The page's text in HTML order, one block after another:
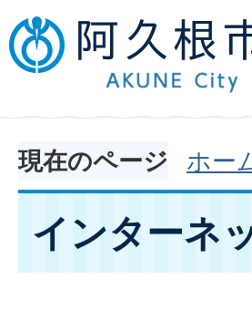
現在のページ ホー
インターネ